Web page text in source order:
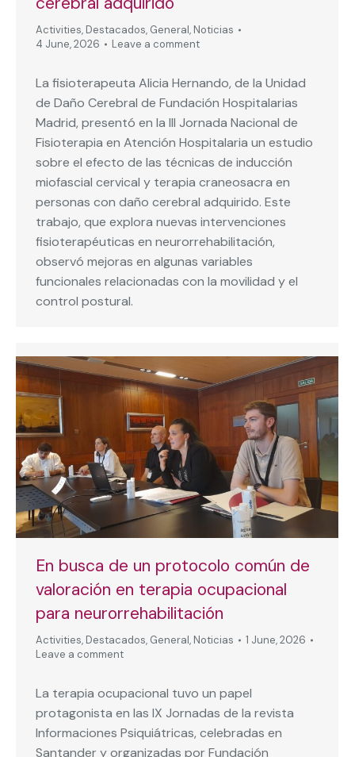
Activities, Destacados, General, Noticias
4 June, 2026
Leave a comment
La fisioterapeuta Alicia Hernando, de la Unidad
de Daño Cerebral de Fundación Hospitalarias
Madrid, presentó en la III Jornada Nacional de
Fisioterapia en Atención Hospitalaria un estudio
sobre el efecto de las técnicas de inducción
miofascial cervical y terapia craneosacra en
personas con daño cerebral adquirido. Este
trabajo, que explora nuevas intervenciones
fisioterapéuticas en neurorrehabilitación,
observó mejoras en algunas variables
funcionales relacionadas con la movilidad y el
control postural.
En busca de un protocolo común de
valoración en terapia ocupacional
para neurorrehabilitación
Activities, Destacados, General, Noticias
1 June, 2026
Leave a comment
La terapia ocupacional tuvo un papel
protagonista en las IX Jornadas de la revista
Informaciones Psiquiátricas, celebradas en
Santander y organizadas por Fundación